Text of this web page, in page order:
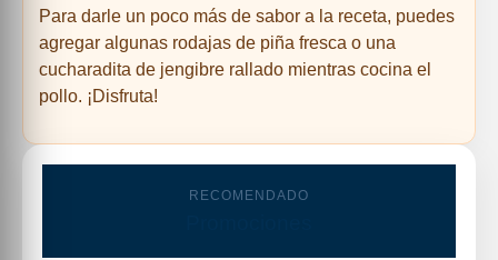
Para darle un poco más de sabor a la receta, puedes
agregar algunas rodajas de piña fresca o una
cucharadita de jengibre rallado mientras cocina el
pollo. ¡Disfruta!
RECOMENDADO